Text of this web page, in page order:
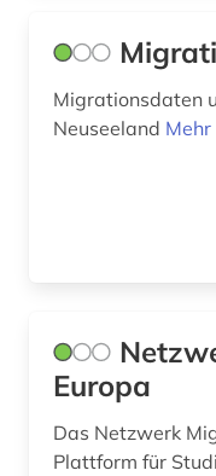
wirtschaft (5)
Migrationsdaten
Neuseeland
Europa
Das Netzwerk
Plattform für